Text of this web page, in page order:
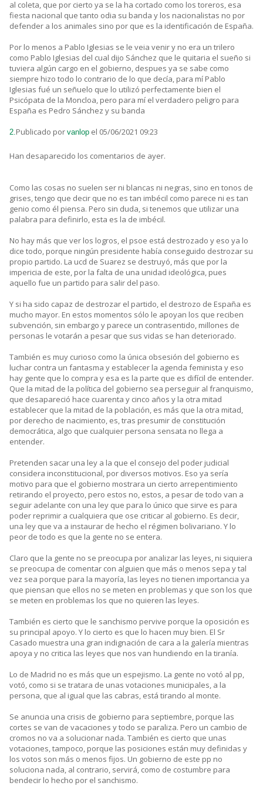
al coleta, que por cierto ya se la ha cortado como los toreros, esa
fiesta nacional que tanto odia su banda y los nacionalistas no por
defender a los animales sino por que es la identificación de España.
Por lo menos a Pablo Iglesias se le veia venir y no era un trilero
como Pablo Iglesias del cual dijo Sánchez que le quitaria el sueño si
tuviera algún cargo en el gobierno, despues ya se sabe como
siempre hizo todo lo contrario de lo que decía, para mí Pablo
Iglesias fué un señuelo que lo utilizó perfectamente bien el
Psicópata de la Moncloa, pero para mí el verdadero peligro para
España es Pedro Sánchez y su banda
2. Publicado por vanlop el 05/06/2021 09:23
Han desaparecido los comentarios de ayer.
Como las cosas no suelen ser ni blancas ni negras, sino en tonos de
grises, tengo que decir que no es tan imbécil como parece ni es tan
genio como él piensa. Pero sin duda, si tenemos que utilizar una
palabra para definirlo, esta es la de imbécil.
No hay más que ver los logros, el psoe está destrozado y eso ya lo
dice todo, porque ningún presidente había conseguido destrozar su
propio partido. La ucd de Suarez se destruyó, más que por la
impericia de este, por la falta de una unidad ideológica, pues
aquello fue un partido para salir del paso.
Y si ha sido capaz de destrozar el partido, el destrozo de España es
mucho mayor. En estos momentos sólo le apoyan los que reciben
subvención, sin embargo y parece un contrasentido, millones de
personas le votarán a pesar que sus vidas se han deteriorado.
También es muy curioso como la única obsesión del gobierno es
luchar contra un fantasma y establecer la agenda feminista y eso
hay gente que lo compra y esa es la parte que es difícil de entender.
Que la mitad de la política del gobierno sea perseguir al franquismo,
que desapareció hace cuarenta y cinco años y la otra mitad
establecer que la mitad de la población, es más que la otra mitad,
por derecho de nacimiento, es, tras presumir de constitución
democrática, algo que cualquier persona sensata no llega a
entender.
Pretenden sacar una ley a la que el consejo del poder judicial
considera inconstitucional, por diversos motivos. Eso ya sería
motivo para que el gobierno mostrara un cierto arrepentimiento
retirando el proyecto, pero estos no, estos, a pesar de todo van a
seguir adelante con una ley que para lo único que sirve es para
poder reprimir a cualquiera que ose criticar al gobierno. Es decir,
una ley que va a instaurar de hecho el régimen bolivariano. Y lo
peor de todo es que la gente no se entera.
Claro que la gente no se preocupa por analizar las leyes, ni siquiera
se preocupa de comentar con alguien que más o menos sepa y tal
vez sea porque para la mayoría, las leyes no tienen importancia ya
que piensan que ellos no se meten en problemas y que son los que
se meten en problemas los que no quieren las leyes.
También es cierto que le sanchismo pervive porque la oposición es
su principal apoyo. Y lo cierto es que lo hacen muy bien. El Sr
Casado muestra una gran indignación de cara a la galería mientras
apoya y no critica las leyes que nos van hundiendo en la tiranía.
Lo de Madrid no es más que un espejismo. La gente no votó al pp,
votó, como si se tratara de unas votaciones municipales, a la
persona, que al igual que las cabras, está tirando al monte.
Se anuncia una crisis de gobierno para septiembre, porque las
cortes se van de vacaciones y todo se paraliza. Pero un cambio de
cromos no va a solucionar nada. También es cierto que unas
votaciones, tampoco, porque las posiciones están muy definidas y
los votos son más o menos fijos. Un gobierno de este pp no
soluciona nada, al contrario, servirá, como de costumbre para
bendecir lo hecho por el sanchismo.